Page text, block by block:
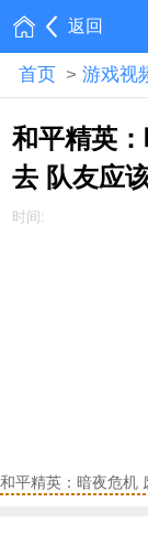
返回
首页 > 游戏视
和平精英
去 队友应
时间:
和平精英：暗夜危机